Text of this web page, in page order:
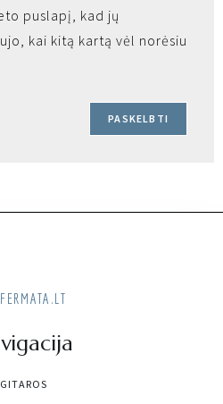
puslapį, kad jų
kai kitą kartą vėl norėsiu
GITAROS